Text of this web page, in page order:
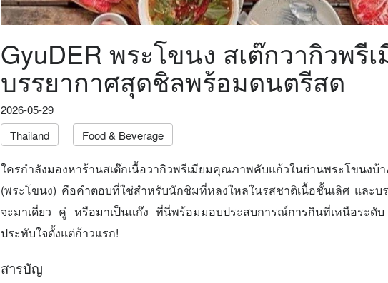
GyuDER พระโขนง สเต๊กวากิวพรี
บรรยากาศสุดชิลพร้อมดนตรีสด
2026-05-29
Thailand
Food & Beverage
ใครกำลังมองหาร้านสเต๊กเนื้อวากิวพรีเมียมคุณภาพคับแก้วในย่านพระโขน
(พระโขนง) คือคำตอบที่ใช่สำหรับนักชิมที่หลงใหลในรสชาติเนื้อชั้นเลิศ และบ
จะมาเดี่ยว คู่ หรือมาเป็นแก๊ง ที่นี่พร้อมมอบประสบการณ์การกินที่เหนือระดั
ประทับใจตั้งแต่ก้าวแรก!
สารบัญ